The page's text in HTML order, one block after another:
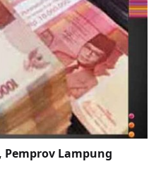
Pemprov Lampung